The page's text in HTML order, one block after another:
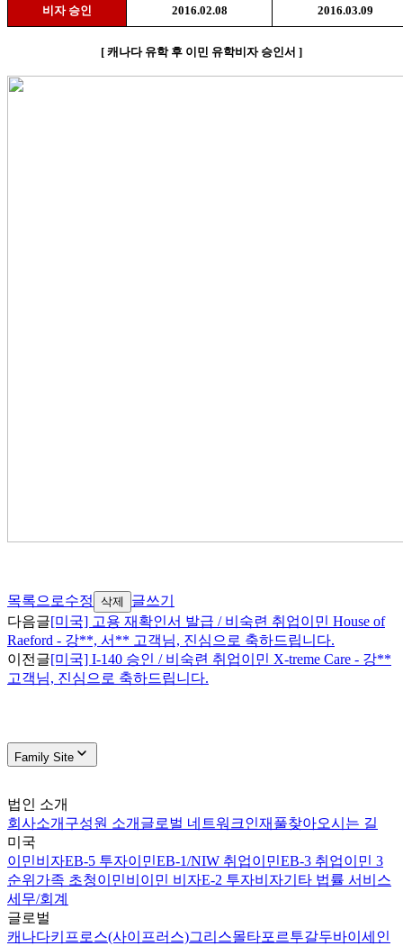
비자 승인 2016.02.08 2016.03.09
[ 캐나다 유학 후 이민 유학비자 승인서 ]
목록으로수정 삭제
글쓰기
다음글[미국] 고용 재확인서 발급 / 비숙련 취업이민 House of
Raeford - 강**, 서** 고객님, 진심으로 축하드립니다.
이전글[미국] I-140 승인 / 비숙련 취업이민 X-treme Care - 강**
고객님, 진심으로 축하드립니다.
Family Site
법인 소개
회사소개 구성원 소개 글로벌 네트워크인재풀찾아오시는 길
미국
이민비자EB-5 투자이민EB-1/NIW 취업이민EB-3 취업이민 3
순위 가족 초청이민비이민 비자E-2 투자비자기타 법률 서비스
세무/회계
글로벌
캐나다키프로스(사이프러스)그리스몰타포르투갈두바이 세인